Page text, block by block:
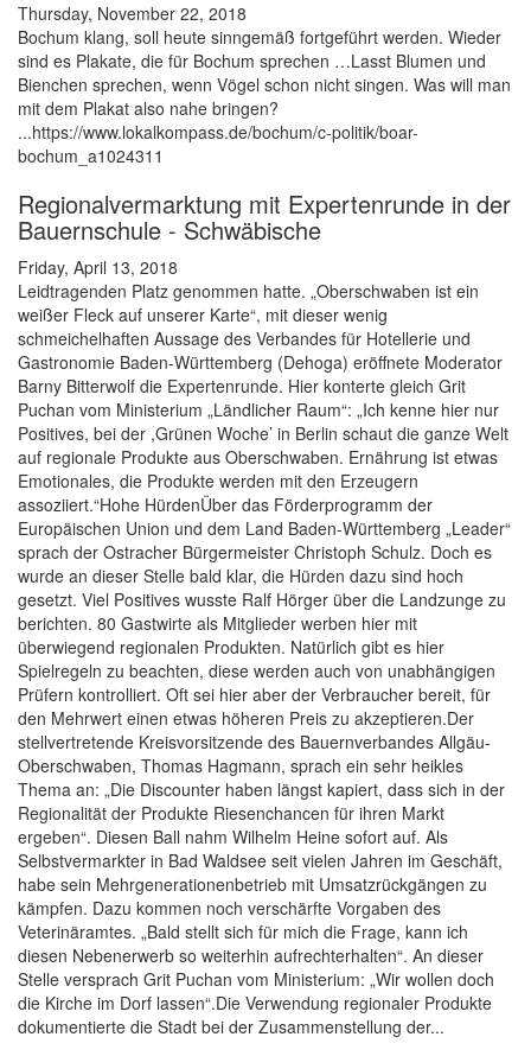
Thursday, November 22, 2018
Bochum klang, soll heute sinngemäß fortgeführt werden. Wieder
sind es Plakate, die für Bochum sprechen …Lasst Blumen und
Bienchen sprechen, wenn Vögel schon nicht singen. Was will man
mit dem Plakat also nahe bringen?
...https://www.lokalkompass.de/bochum/c-politik/boar-
bochum_a1024311
Regionalvermarktung mit Expertenrunde in der
Bauernschule - Schwäbische
Friday, April 13, 2018
Leidtragenden Platz genommen hatte. „Oberschwaben ist ein
weißer Fleck auf unserer Karte“, mit dieser wenig
schmeichelhaften Aussage des Verbandes für Hotellerie und
Gastronomie Baden-Württemberg (Dehoga) eröffnete Moderator
Barny Bitterwolf die Expertenrunde. Hier konterte gleich Grit
Puchan vom Ministerium „Ländlicher Raum“: „Ich kenne hier nur
Positives, bei der ,Grünen Woche’ in Berlin schaut die ganze Welt
auf regionale Produkte aus Oberschwaben. Ernährung ist etwas
Emotionales, die Produkte werden mit den Erzeugern
assoziiert.“Hohe HürdenÜber das Förderprogramm der
Europäischen Union und dem Land Baden-Württemberg „Leader“
sprach der Ostracher Bürgermeister Christoph Schulz. Doch es
wurde an dieser Stelle bald klar, die Hürden dazu sind hoch
gesetzt. Viel Positives wusste Ralf Hörger über die Landzunge zu
berichten. 80 Gastwirte als Mitglieder werben hier mit
überwiegend regionalen Produkten. Natürlich gibt es hier
Spielregeln zu beachten, diese werden auch von unabhängigen
Prüfern kontrolliert. Oft sei hier aber der Verbraucher bereit, für
den Mehrwert einen etwas höheren Preis zu akzeptieren.Der
stellvertretende Kreisvorsitzende des Bauernverbandes Allgäu-
Oberschwaben, Thomas Hagmann, sprach ein sehr heikles
Thema an: „Die Discounter haben längst kapiert, dass sich in der
Regionalität der Produkte Riesenchancen für ihren Markt
ergeben“. Diesen Ball nahm Wilhelm Heine sofort auf. Als
Selbstvermarkter in Bad Waldsee seit vielen Jahren im Geschäft,
habe sein Mehrgenerationenbetrieb mit Umsatzrückgängen zu
kämpfen. Dazu kommen noch verschärfte Vorgaben des
Veterinäramtes. „Bald stellt sich für mich die Frage, kann ich
diesen Nebenerwerb so weiterhin aufrechterhalten“. An dieser
Stelle versprach Grit Puchan vom Ministerium: „Wir wollen doch
die Kirche im Dorf lassen“.Die Verwendung regionaler Produkte
dokumentierte die Stadt bei der Zusammenstellung der...